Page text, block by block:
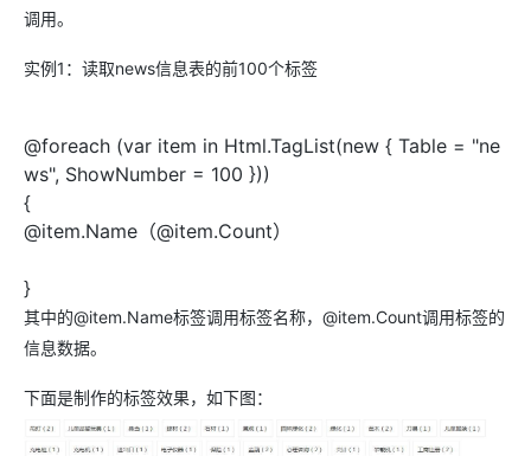
调用。
实例1：读取news信息表的前100个标签
@foreach (var item in Html.TagList(new { Table = "ne
ws", ShowNumber = 100 }))
{
@item.Name（@item.Count）
}
其中的@item.Name标签调用标签名称，@item.Count调用标签的
信息数据。
下面是制作的标签效果，如下图：